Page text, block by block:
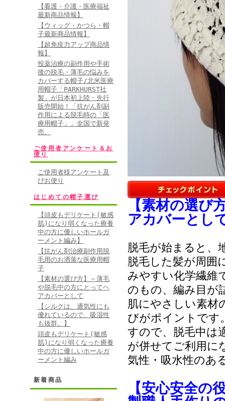
【看護・介護・医療福祉
最新商品情報】
【ウィッグ・かつら・帽
子最新商品情報】
【超免疫力アップ商品情
報】
投薬治療の副作用や手術
後の脱毛・薄毛の悩みを
カバーする帽子/北米医療
用帽子「PARKHURST社
製」が日本初上陸・先行
販売開始！「抗がん剤副
作用による脱毛時の「医
療用帽子」」全国で新発
売。
ご使用者アンケート＆お
便り
ご使用者様アンケート及
びお便り
はじめての帽子選び
【頭皮もデリケート(敏感
肌)になり弱くなった療養
中の方に優しいホールガ
ーメント編み】
【抗がん剤治療副作用脱
毛用のお洒落な医療用帽
子
【素材の選び方】～薄毛
や脱毛中の方にとってヘ
アカバーとして
【シルクは、通気性にも
優れているので、吸湿性
も抜群。】
頭皮もデリケート(敏感
肌)になり弱くなった療養
中の方に優しいホールガ
ーメント編み
新着商品
実は、ある病院
目ぼれしたのだ
FAXにてご注文
に、商品の到着
• 2010/12/13
これなら外にも
前略。すぐにカ
ました。早速今
4カ月と言われた
間に髪が無くな
ましたが、先日見
テキにかぶりま
顔になり皆大変喜
もお仲間から「素
しております。あ
• 2011/03/18
レベル：★★★★★
母も通院の際も気
軽くて、かわいら
ヘアキャップでし
ることで母も通院
うございました。
む女性の為にも
【素材の選び
アカバーとし
脱毛が始まると、
脱毛した髪が周囲
みやすい化学繊維
のもの、編み目が
肌にやさしい素材
びがポイントです
すので、脱毛中は
が併せてご利用に
気性・吸水性のあ
【安心安全